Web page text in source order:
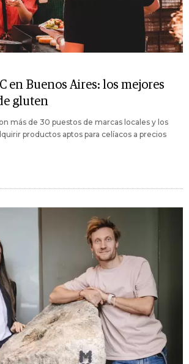
en Buenos Aires: los mejores
gluten
más de 30 puestos de marcas locales y los
productos aptos para celíacos a precios